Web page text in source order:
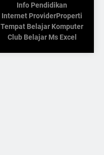
Info Pendidikan
Internet ProviderProperti
Tempat Belajar Komputer
Club Belajar Ms Excel